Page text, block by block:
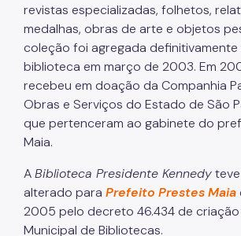
revistas especializadas, folhetos,
medalhas, obras de arte e objetos
coleção foi agregada
biblioteca em março de 2003. Em
recebeu em doação da Companhia
Obras e Serviços do Estado de São
que pertenceram ao gabinete do
Maia.
ABiblioteca Presidente Kennedy
alterado para Prefeito Prestes Maia
2005 pelo decreto 46.434 de
Municipal de Bibliotecas.